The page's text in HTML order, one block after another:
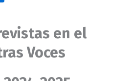
en el
Voces